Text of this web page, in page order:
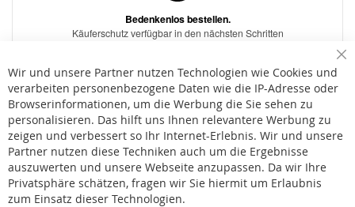
* Bei der Lieferung auf deutsche Inseln wird ein Inselzuschlag von 15,00 € auf die
Versandkosten erhoben.
AGB
Widerruf
Wir und unsere Partner nutzen Technologien wie Cookies und
verarbeiten personenbezogene Daten wie die IP-Adresse oder
Browserinformationen, um die Werbung die Sie sehen zu
personalisieren. Das hilft uns Ihnen relevantere Werbung zu
zeigen und verbessert so Ihr Internet-Erlebnis. Wir und unsere
Partner nutzen diese Techniken auch um die Ergebnisse
auszuwerten und unsere Webseite anzupassen. Da wir Ihre
Privatsphäre schätzen, fragen wir Sie hiermit um Erlaubnis
zum Einsatz dieser Technologien.